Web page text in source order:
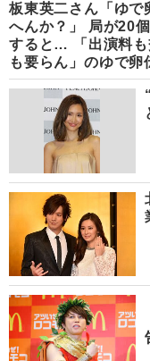
板東英二さん「ゆで
へんか？」 局が20
すると… 「出演料も
も要らん」のゆで卵